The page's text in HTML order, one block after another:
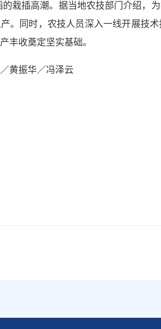
栽插高潮。据当地农技部门介绍，
。同时，农技人员深入一线开展技
丰收奠定坚实基础。
黄振华／冯泽云